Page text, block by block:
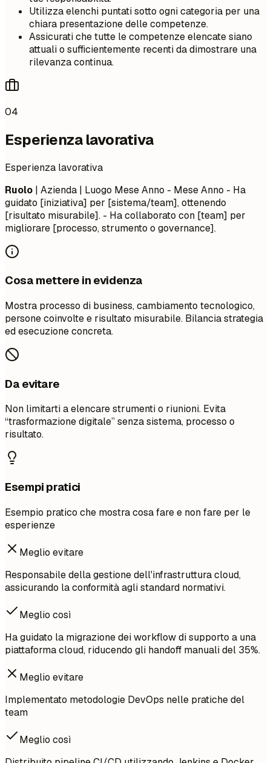
Utilizza elenchi puntati sotto ogni categoria per una
chiara presentazione delle competenze.
Assicurati che tutte le competenze elencate siano
attuali o sufficientemente recenti da dimostrare una
rilevanza continua.
04
Esperienza lavorativa
Esperienza lavorativa
Ruolo | Azienda | Luogo Mese Anno - Mese Anno - Ha
guidato [iniziativa] per [sistema/team], ottenendo
[risultato misurabile]. - Ha collaborato con [team] per
migliorare [processo, strumento o governance].
Cosa mettere in evidenza
Mostra processo di business, cambiamento tecnologico,
persone coinvolte e risultato misurabile. Bilancia strategia
ed esecuzione concreta.
Da evitare
Non limitarti a elencare strumenti o riunioni. Evita
“trasformazione digitale” senza sistema, processo o
risultato.
Esempi pratici
Esempio pratico che mostra cosa fare e non fare per le
esperienze
Meglio evitare
Responsabile della gestione dell'infrastruttura cloud,
assicurando la conformità agli standard normativi.
Meglio così
Ha guidato la migrazione dei workflow di supporto a una
piattaforma cloud, riducendo gli handoff manuali del 35%.
Meglio evitare
Implementato metodologie DevOps nelle pratiche del
team
Meglio così